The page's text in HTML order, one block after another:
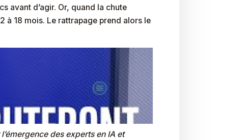
avant d’agir. Or, quand la chute
à 18 mois. Le rattrapage prend alors le
des experts en IA et